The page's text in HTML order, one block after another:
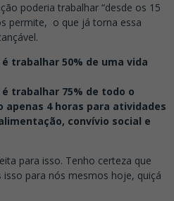
poderia trabalhar “desde os 15
permite, o que já torna essa
trabalhar 50% de uma vida
trabalhar 75% de todo o
apenas 4 horas para atividades
convívio social e
para isso. Tenho certeza que
para nós mesmos hoje, quiçá